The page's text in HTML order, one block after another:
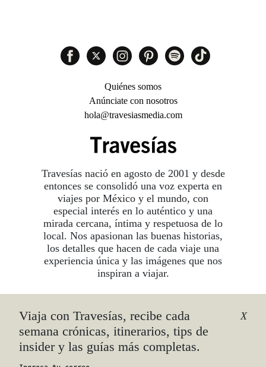
Viaja con Travesías, recibe cada
semana crónicas, itinerarios, tips de
insider y las guías más completas.
X
Travesías nació en agosto de 2001 y desde
entonces se consolidó una voz experta en
viajes por México y el mundo, con
especial interés en lo auténtico y una
mirada cercana, íntima y respetuosa de lo
local. Nos apasionan las buenas historias,
los detalles que hacen de cada viaje una
experiencia única y las imágenes que nos
inspiran a viajar.
Quiénes somos
Anúnciate con nosotros
hola@travesiasmedia.com
©2026 DERECHOS RESERVADOS.
TRAVESÍAS ES UNA MARCA REGISTRADA
AVISO DE PRIVACIDAD